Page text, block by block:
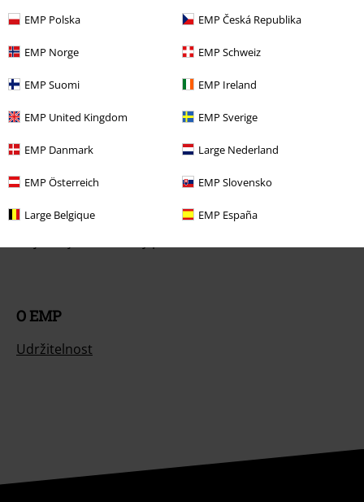
EMP Polska EMP Česká Republika
EMP Norge EMP Schweiz
EMP Suomi EMP Ireland
EMP United Kingdom EMP Sverige
EMP Danmark Large Nederland
EMP Österreich EMP Slovensko
Large Belgique EMP España
Nabídky pro vás
Soutěž
O EMP
Udržitelnost